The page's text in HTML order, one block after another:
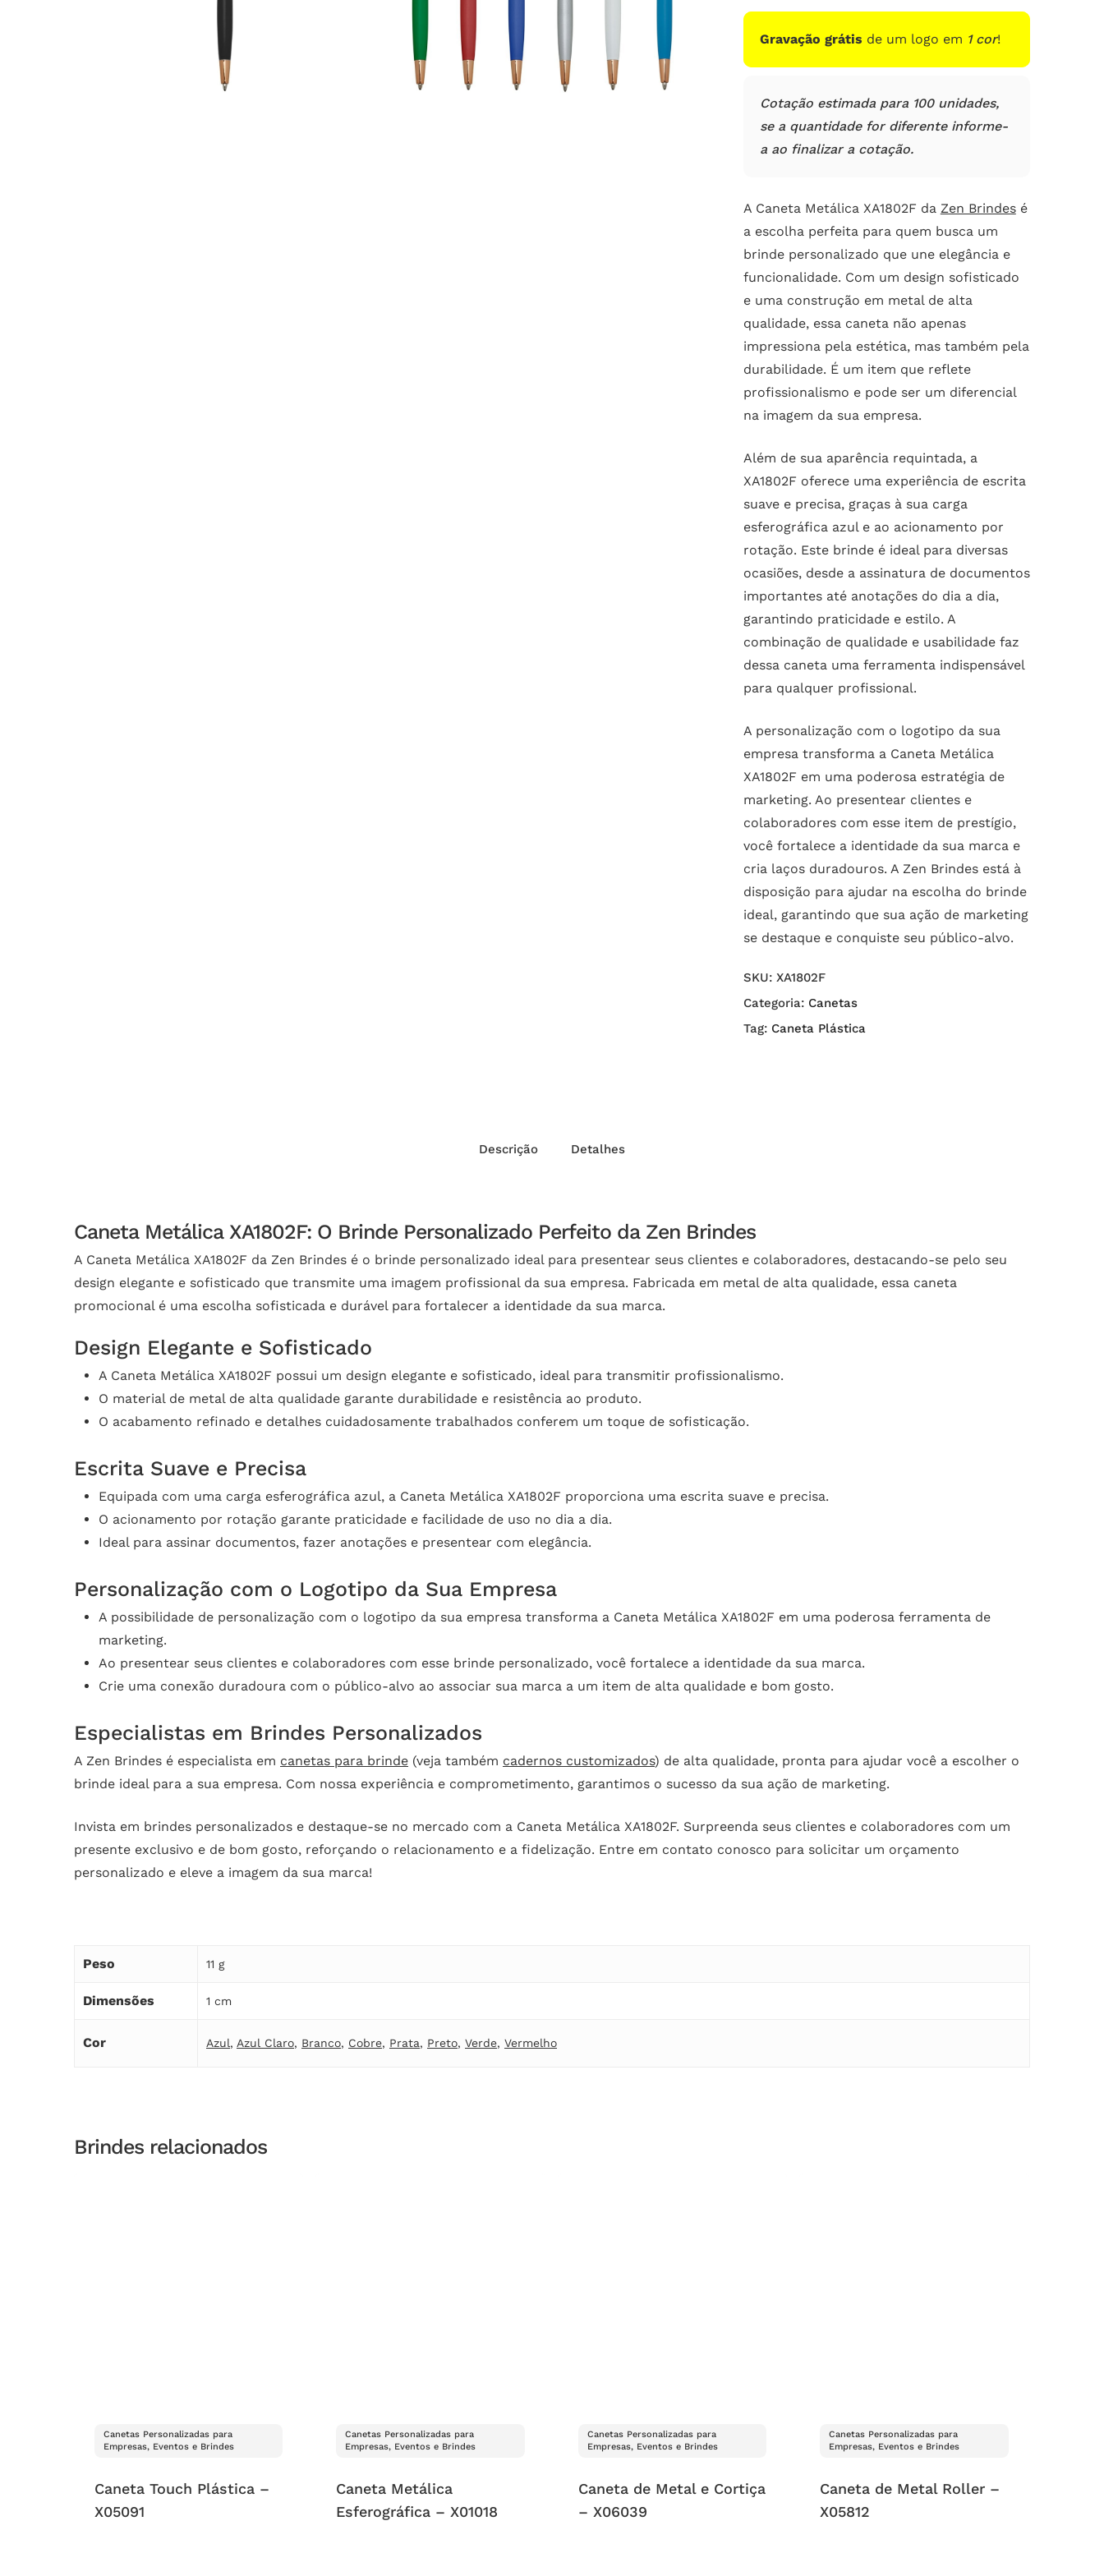
clientes
Gravação grátis de um logo em 1 cor!
Cotação estimada para 100 unidades,
se a quantidade for diferente informe-
a ao finalizar a cotação.
A Caneta Metálica XA1802F da Zen Brindesé
a escolha perfeita para quem busca um
brinde personalizado que une elegância e
funcionalidade. Com um design sofisticado
e uma construção em metal de alta
qualidade, essa caneta não apenas
impressiona pela estética, mas também pela
durabilidade. É um item que reflete
profissionalismo e pode ser um diferencial
na imagem da sua empresa.
Além de sua aparência requintada, a
XA1802F oferece uma experiência de escrita
suave e precisa, graças à sua carga
esferográfica azul e ao acionamento por
rotação. Este brinde é ideal para diversas
ocasiões, desde a assinatura de documentos
importantes até anotações do dia a dia,
garantindo praticidade e estilo. A
combinação de qualidade e usabilidade faz
dessa caneta uma ferramenta indispensável
para qualquer profissional.
A personalização com o logotipo da sua
empresa transforma a Caneta Metálica
XA1802F em uma poderosa estratégia de
marketing. Ao presentear clientes e
colaboradores com esse item de prestígio,
você fortalece a identidade da sua marca e
cria laços duradouros. A Zen Brindes está à
disposição para ajudar na escolha do brinde
ideal, garantindo que sua ação de marketing
se destaque e conquiste seu público-alvo.
SKU: XA1802F
Categoria: Canetas
Tag: Caneta Plástica
Descrição Detalhes
Caneta Metálica XA1802F: O Brinde Personalizado Perfeito da Zen Brindes
A Caneta Metálica XA1802F da Zen Brindes é o brinde personalizado ideal para presentear seus clientes e colaboradores, destacando-se pelo seu
design elegante e sofisticado que transmite uma imagem profissional da sua empresa. Fabricada em metal de alta qualidade, essa caneta
promocional é uma escolha sofisticada e durável para fortalecer a identidade da sua marca.
Design Elegante e Sofisticado
A Caneta Metálica XA1802F possui um design elegante e sofisticado, ideal para transmitir profissionalismo.
O material de metal de alta qualidade garante durabilidade e resistência ao produto.
O acabamento refinado e detalhes cuidadosamente trabalhados conferem um toque de sofisticação.
Escrita Suave e Precisa
Equipada com uma carga esferográfica azul, a Caneta Metálica XA1802F proporciona uma escrita suave e precisa.
O acionamento por rotação garante praticidade e facilidade de uso no dia a dia.
Ideal para assinar documentos, fazer anotações e presentear com elegância.
Personalização com o Logotipo da Sua Empresa
A possibilidade de personalização com o logotipo da sua empresa transforma a Caneta Metálica XA1802F em uma poderosa ferramenta de
marketing.
Ao presentear seus clientes e colaboradores com esse brinde personalizado, você fortalece a identidade da sua marca.
Crie uma conexão duradoura com o público-alvo ao associar sua marca a um item de alta qualidade e bom gosto.
Especialistas em Brindes Personalizados
A Zen Brindes é especialista em canetas para brinde (veja também cadernos customizados) de alta qualidade, pronta para ajudar você a escolher o
brinde ideal para a sua empresa. Com nossa experiência e comprometimento, garantimos o sucesso da sua ação de marketing.
Invista em brindes personalizados e destaque-se no mercado com a Caneta Metálica XA1802F. Surpreenda seus clientes e colaboradores com um
presente exclusivo e de bom gosto, reforçando o relacionamento e a fidelização. Entre em contato conosco para solicitar um orçamento
personalizado e eleve a imagem da sua marca!
Peso 11 g
Dimensões 1 cm
Cor Azul, Azul Claro, Branco, Cobre, Prata, Preto, Verde, Vermelho
Brindes relacionados
Canetas Personalizadas para
Empresas, Eventos e Brindes
Caneta Touch Plástica –
X05091
Canetas Personalizadas para
Empresas, Eventos e Brindes
Caneta Metálica
Esferográfica – X01018
Canetas Personalizadas para
Empresas, Eventos e Brindes
Caneta de Metal e Cortiça
– X06039
Canetas Personalizadas para
Empresas, Eventos e Brindes
Caneta de Metal Roller –
X05812